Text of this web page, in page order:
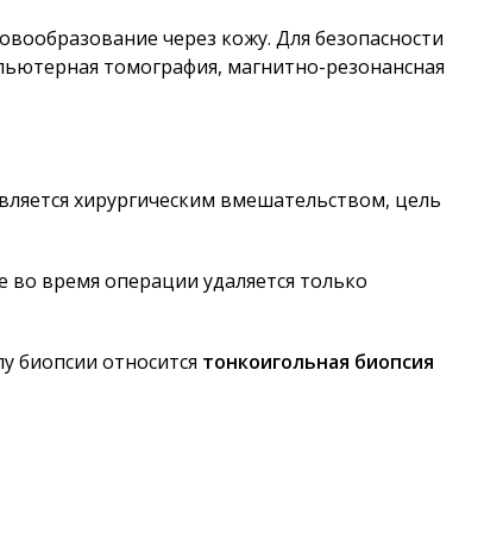
через кожу. Для безопасности
томография, магнитно-резонансная
хирургическим вмешательством, цель
во время операции удаляется только
биопсии относится тонкоигольная биопсия